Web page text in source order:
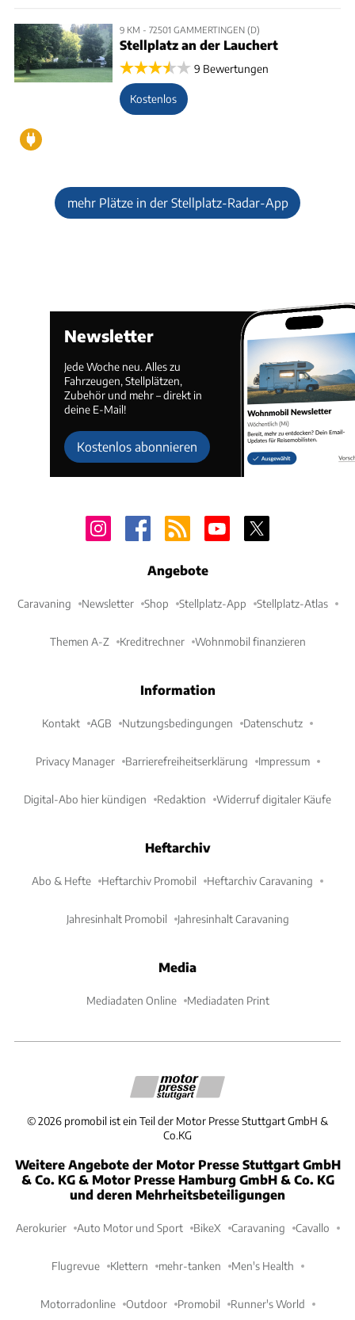
9 KM - 72501 GAMMERTINGEN (D)
Stellplatz an der Lauchert
9 Bewertungen
Kostenlos
mehr Plätze in der Stellplatz-Radar-App
Newsletter
Jede Woche neu. Alles zu
Fahrzeugen, Stellplätzen,
Zubehör und mehr – direkt in
deine E-Mail!
Kostenlos abonnieren
Angebote
Caravaning Newsletter Shop Stellplatz-App Stellplatz-Atlas
Themen A-Z Kreditrechner Wohnmobil finanzieren
Information
Kontakt AGB Nutzungsbedingungen Datenschutz
Privacy Manager Barrierefreiheitserklärung Impressum
Digital-Abo hier kündigen Redaktion Widerruf digitaler Käufe
Heftarchiv
Abo & Hefte Heftarchiv Promobil Heftarchiv Caravaning
Jahresinhalt Promobil Jahresinhalt Caravaning
Media
Mediadaten Online Mediadaten Print
©2026 promobil ist ein Teil der Motor Presse Stuttgart GmbH &
Co.KG
Weitere Angebote der Motor Presse Stuttgart GmbH
& Co. KG & Motor Presse Hamburg GmbH & Co. KG
und deren Mehrheitsbeteiligungen
Aerokurier Auto Motor und Sport BikeX Caravaning Cavallo
Flugrevue Klettern mehr-tanken Men's Health
Motorradonline Outdoor Promobil Runner's World